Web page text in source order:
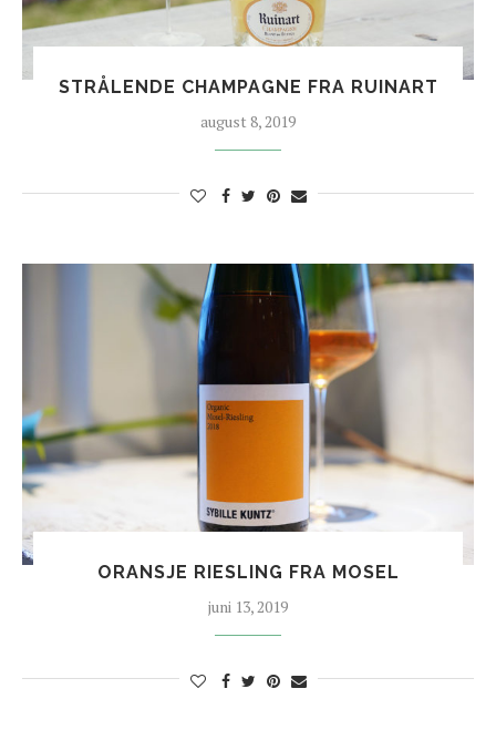
STRÅLENDE CHAMPAGNE FRA RUINART
august 8, 2019
ORANSJE RIESLING FRA MOSEL
juni 13, 2019